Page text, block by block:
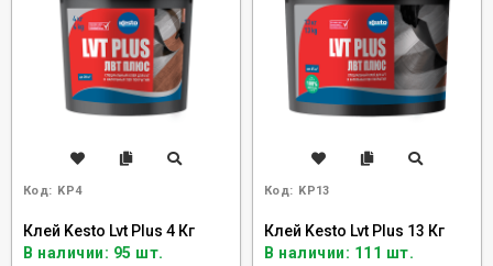
Код: KP4
Клей Kesto Lvt Plus 4 Кг
В наличии: 95 шт.
Код: KP13
Клей Kesto Lvt Plus 13 Кг
В наличии: 111 шт.